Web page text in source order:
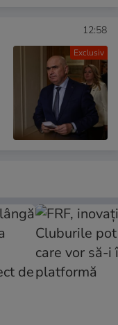
Exclusiv
12:58